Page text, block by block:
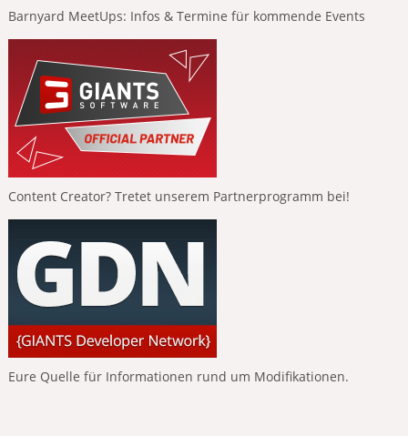
Barnyard MeetUps: Infos & Termine für kommende Events
Content Creator? Tretet unserem Partnerprogramm bei!
Eure Quelle für Informationen rund um Modifikationen.